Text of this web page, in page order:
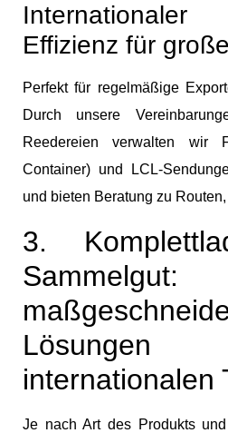
Internationaler
Effizienz für
Perfekt für regelmäßige
Durch unsere
Reedereien verwalten wir
Container) und LCL-
und bieten Beratung zu
3.
Sammelgut:
internationalen
Je nach Art des Produkts